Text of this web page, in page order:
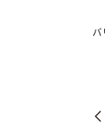
バ